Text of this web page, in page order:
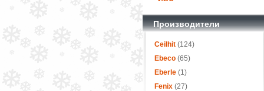
Производители
Ceilhit(124)
Ebeco(65)
Eberle(1)
Fenix(27)